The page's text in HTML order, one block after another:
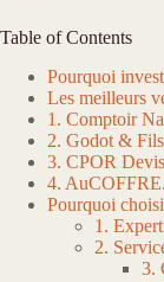
Table of Contents
Pourquoi
Les meilleurs
1. Comptoir
2. Godot & Fils
3. CPOR
4.
Pourquoi
1.
2.
3.